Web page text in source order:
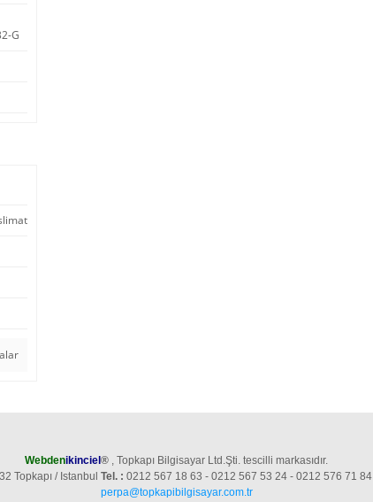
G
Webdenikinciel ® , Topkapı Bilgisayar Ltd.Şti. tescilli markasıdır.
Topkapı / Istanbul Tel. : 0212 567 18 63 - 0212 567 53 24 - 0212 576 71 84
perpa@topkapibilgisayar.com.tr